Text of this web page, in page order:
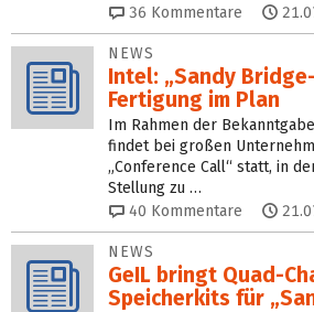
36 Kommentare
NEWS
Intel: „Sandy
Fertigung im Plan
Im Rahmen der
findet bei großen
„Conference Call“ statt, in
Stellung zu …
40 Kommentare
NEWS
GeIL bringt Quad-
Speicherkits für